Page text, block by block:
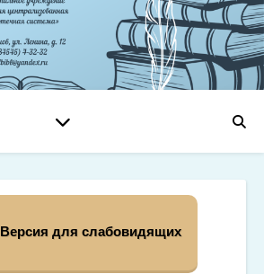
Версия для слабовидящих